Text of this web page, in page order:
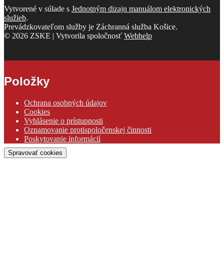
Vytvorené v súlade s Jednotným dizajn manuálom elektronických
služieb.
Prevádzkovateľom služby je Záchranná služba Košice.
© 2026 ZSKE | Vytvorila spoločnosť Webhelp
Položky
Ochrana osobných údajov
Cookies
Vyhlásenie o prístupnosti
Oznamovanie protispoločenskej činnosti
Poskytovanie informácií
Spravovať cookies